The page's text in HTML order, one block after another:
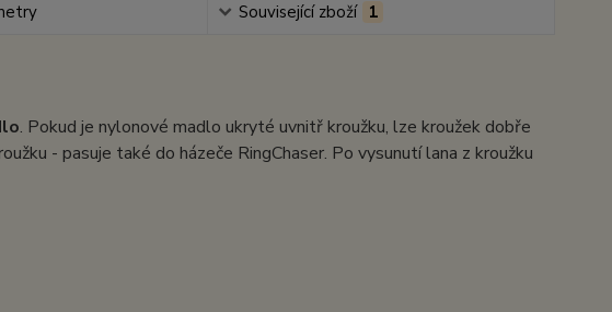
Související zboží 1
. Pokud je nylonové madlo ukryté uvnitř kroužku, lze kroužek dobře
- pasuje také do házeče RingChaser. Po vysunutí lana z kroužku